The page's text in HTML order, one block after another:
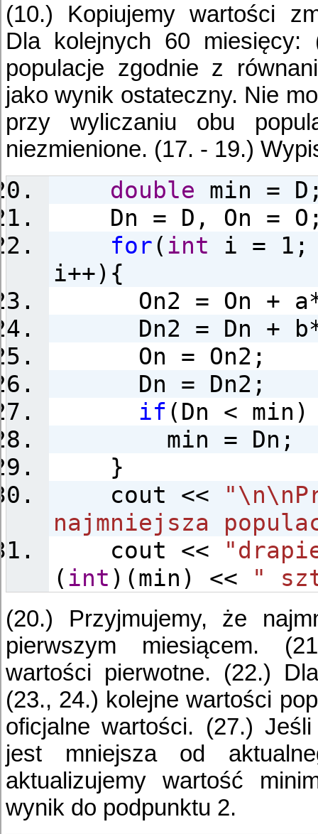
(10.) Kopiujemy wartości
Dla kolejnych 60 miesięcy:
populacje zgodnie z
jako wynik ostateczny. Nie
przy wyliczaniu obu
niezmienione. (17. - 19.)
double min =
Dn = D, On =
for( int i = 1;
i++){
On2 = On +
Dn2 = Dn +
On = On2;
Dn = Dn2;
if (Dn < min)
min = Dn;
}
cout <<
najmniejsza
cout <<
( int )(min) << "
(20.) Przyjmujemy, że
pierwszym miesiącem.
wartości pierwotne. (22.)
(23., 24.) kolejne wartości
oficjalne wartości. (27.)
jest mniejsza od
aktualizujemy wartość
wynik do podpunktu 2.